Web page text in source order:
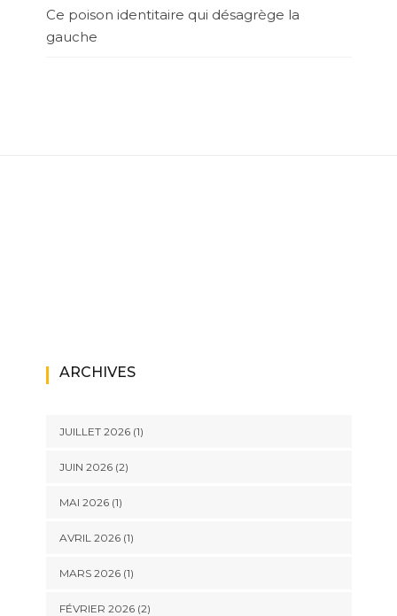
Ce poison identitaire qui désagrège la
gauche
ARCHIVES
JUILLET 2026(1)
JUIN 2026(2)
MAI 2026(1)
AVRIL 2026(1)
MARS 2026(1)
FÉVRIER 2026(2)